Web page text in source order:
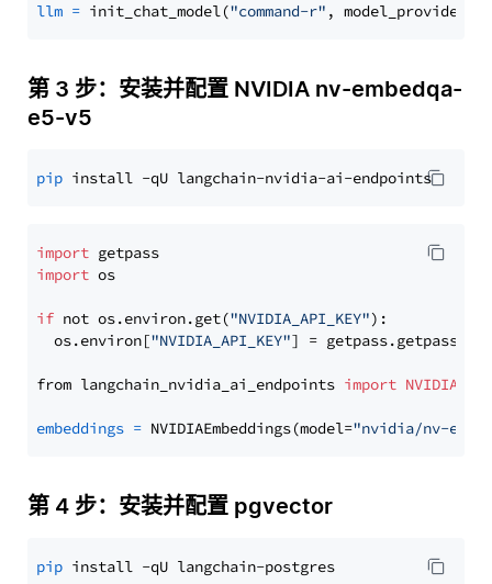
llm = init_chat_model("command-r" , model_provider=
第 3 步：安装并配置 NVIDIA nv-embedqa-
e5-v5
pip
import
import os
if not os.environ.get("NVIDIA_API_KEY"):
  os.environ[
"NVIDIA_API_KEY"] = getpass.getpass(
from langchain_nvidia_ai_endpoints import
embeddings = NVIDIAEmbeddings(model="nvidia/nv-
第 4 步：安装并配置 pgvector
pip